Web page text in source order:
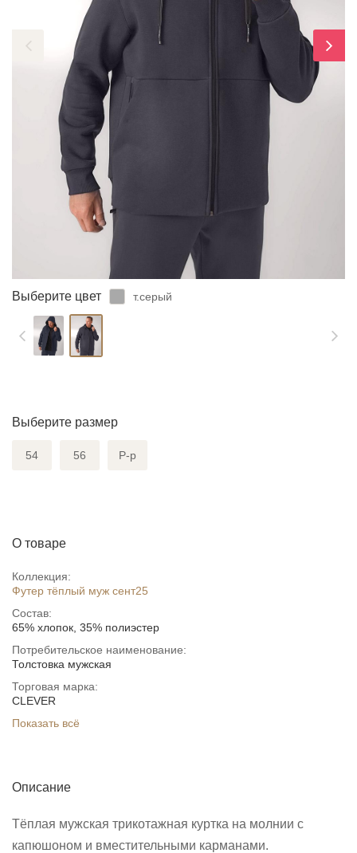
Выберите цвет т.серый
Выберите размер
54 56 Р-р
О товаре
Коллекция:
Футер тёплый муж сент25
Состав:
65% хлопок, 35% полиэстер
Потребительское наименование:
Толстовка мужская
Торговая марка:
CLEVER
Показать всё
Описание
Тёплая мужская трикотажная куртка на молнии с
капюшоном и вместительными карманами.